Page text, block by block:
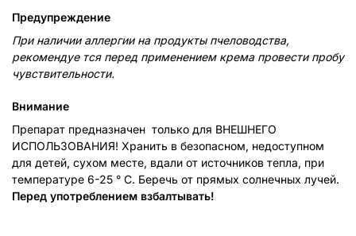
Предупреждение
При наличии аллергии на продукты пчеловодства,
рекомендуе тся перед применением крема провести пробу
чувствительности.
Внимание
Препарат предназначен только для ВНЕШНЕГО
ИСПОЛЬЗОВАНИЯ! Хранить в безопасном, недоступном
для детей, сухом месте, вдали от источников тепла, при
температуре 6-25 ° C. Беречь от прямых солнечных лучей.
Перед употреблением взбалтывать!